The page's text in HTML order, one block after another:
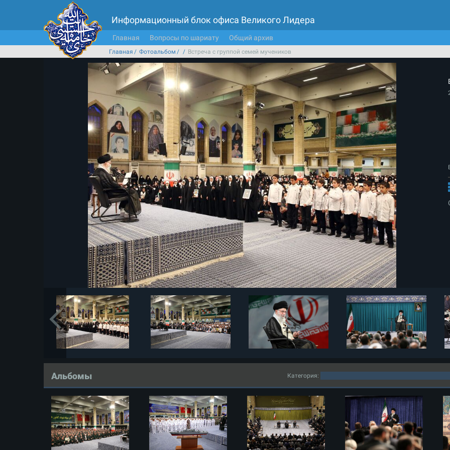
Информационный блок офиса Великого Лидера
Главная Вопросы по шариату Общий архив
Главная Фотоальбом Встреча с группой семей мучеников
Альбомы Категория: